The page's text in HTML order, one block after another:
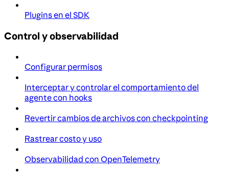
Plugins en el SDK
Control y observabilidad
Configurar permisos
Interceptar y controlar el comportamiento del
agente con hooks
Revertir cambios de archivos con checkpointing
Rastrear costo y uso
Observabilidad con OpenTelemetry